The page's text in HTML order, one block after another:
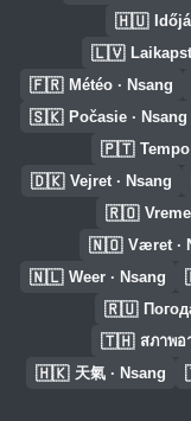
🇭🇺
🇱🇻
🇫🇷 Météo · Nsang
🇸🇰 Počasie · Nsang
🇵🇹
🇩🇰 Vejret · Nsang
🇷🇴
🇳🇴 Været ·
🇳🇱 Weer · Nsang
🇷🇺
🇹🇭 สภาพอ
🇭🇰 天氣 · Nsang